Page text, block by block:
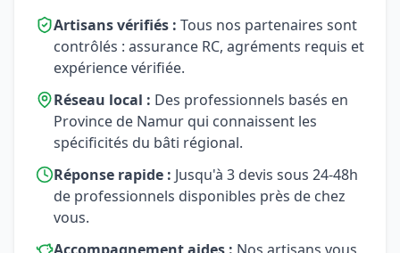
Artisans vérifiés : Tous nos partenaires sont
contrôlés : assurance RC, agréments requis et
expérience vérifiée.
Réseau local : Des professionnels basés en
Province de Namur qui connaissent les
spécificités du bâti régional.
Réponse rapide : Jusqu'à 3 devis sous 24-48h
de professionnels disponibles près de chez
vous.